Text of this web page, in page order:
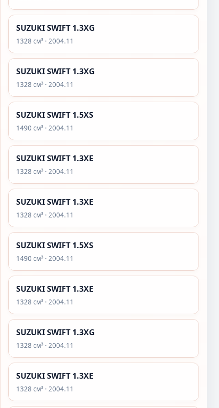
SUZUKI SWIFT 1.3XG
1328 см³ · 2004.11
SUZUKI SWIFT 1.3XG
1328 см³ · 2004.11
SUZUKI SWIFT 1.5XS
1490 см³ · 2004.11
SUZUKI SWIFT 1.3XE
1328 см³ · 2004.11
SUZUKI SWIFT 1.3XE
1328 см³ · 2004.11
SUZUKI SWIFT 1.5XS
1490 см³ · 2004.11
SUZUKI SWIFT 1.3XE
1328 см³ · 2004.11
SUZUKI SWIFT 1.3XG
1328 см³ · 2004.11
SUZUKI SWIFT 1.3XE
1328 см³ · 2004.11